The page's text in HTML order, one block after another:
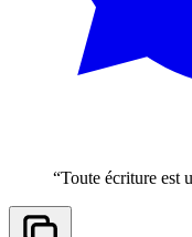
“Toute écriture est